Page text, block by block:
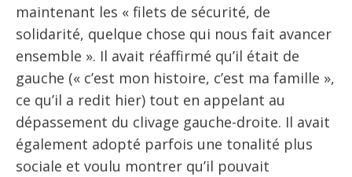
maintenant les « filets de sécurité, de
solidarité, quelque chose qui nous fait avancer
ensemble ». Il avait réaffirmé qu’il était de
gauche (« c’est mon histoire, c’est ma famille »,
ce qu’il a redit hier) tout en appelant au
dépassement du clivage gauche-droite. Il avait
également adopté parfois une tonalité plus
sociale et voulu montrer qu’il pouvait